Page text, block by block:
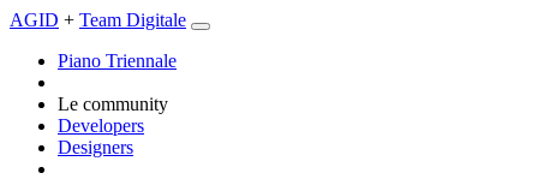
AGID + Team Digitale
Piano Triennale
Le community
Developers
Designers